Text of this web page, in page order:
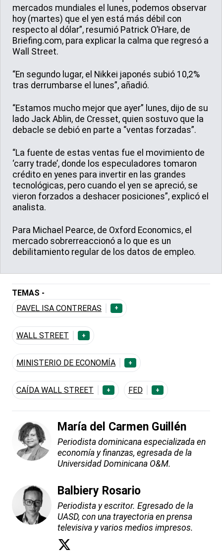
mercados mundiales el lunes, podemos observar
hoy (martes) que el yen está más débil con
respecto al dólar”, resumió Patrick O’Hare, de
Briefing.com, para explicar la calma que regresó a
Wall Street.
“En segundo lugar, el Nikkei japonés subió 10,2%
tras derrumbarse el lunes”, añadió.
“Estamos mucho mejor que ayer” lunes, dijo de su
lado Jack Ablin, de Cresset, quien sostuvo que la
debacle se debió en parte a “ventas forzadas”.
“La fuente de estas ventas fue el movimiento de
‘carry trade’, donde los especuladores tomaron
crédito en yenes para invertir en las grandes
tecnológicas, pero cuando el yen se apreció, se
vieron forzados a deshacer posiciones”, explicó el
analista.
Para Michael Pearce, de Oxford Economics, el
mercado sobrerreaccionó a lo que es un
debilitamiento regular de los datos de empleo.
TEMAS -
PAVEL ISA CONTRERAS
+
WALL STREET +
MINISTERIO DE ECONOMÍA +
CAÍDA WALL STREET + FED +
María del Carmen Guillén
Periodista dominicana especializada en
economía y finanzas, egresada de la
Universidad Dominicana O&M.
Balbiery Rosario
Periodista y escritor. Egresado de la
UASD, con una trayectoria en prensa
televisiva y varios medios impresos.